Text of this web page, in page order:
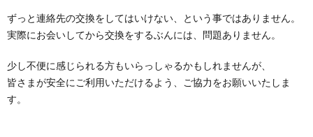
ずっと連絡先の交換をしてはいけない、という事ではありません。
実際にお会いしてから交換をするぶんには、問題ありません。
少し不便に感じられる方もいらっしゃるかもしれませんが、
皆さまが安全にご利用いただけるよう、ご協力をお願いいたしま
す。